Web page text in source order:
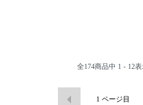
全174商品中 1 - 12表
1 ページ目